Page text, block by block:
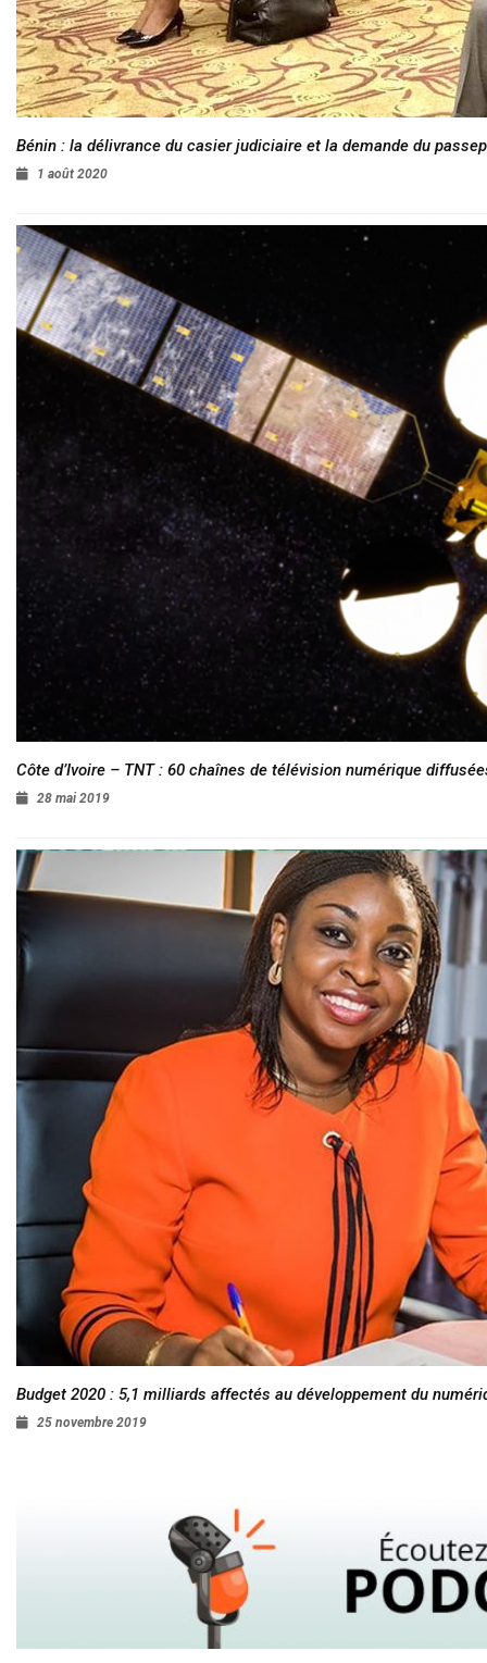
Bénin : la délivrance du casier judiciaire et la demande du
1 août 2020
Côte d’Ivoire – TNT : 60 chaînes de télévision numérique
28 mai 2019
Budget 2020 : 5,1 milliards affectés au développement du
25 novembre 2019